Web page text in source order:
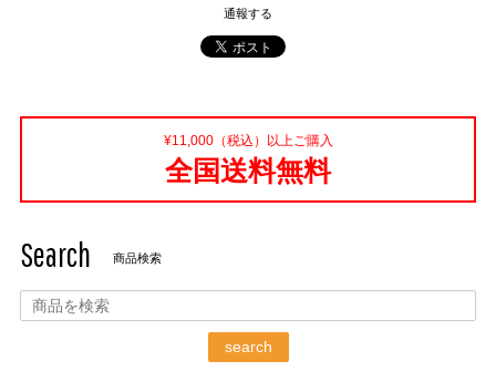
通報する
¥11,000（税込）以上ご購入
全国送料無料
Search 商品検索
search